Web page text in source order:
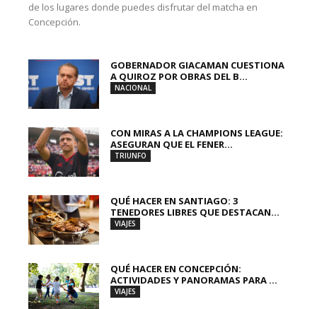
de los lugares donde puedes disfrutar del matcha en
Concepción.
GOBERNADOR GIACAMAN CUESTIONA
A QUIROZ POR OBRAS DEL B...
NACIONAL
CON MIRAS A LA CHAMPIONS LEAGUE:
ASEGURAN QUE EL FENER...
TRIUNFO
QUÉ HACER EN SANTIAGO: 3
TENEDORES LIBRES QUE DESTACAN...
VIAJES
QUÉ HACER EN CONCEPCIÓN:
ACTIVIDADES Y PANORAMAS PARA ...
VIAJES